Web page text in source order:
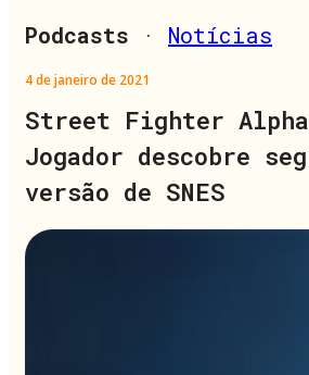
Podcasts · Notícias
4 de janeiro de 2021
Street Fighter
Jogador descobre
versão de SNES